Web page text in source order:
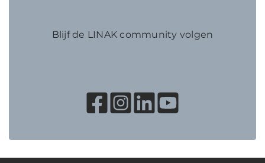
Blijf de LINAK community volgen